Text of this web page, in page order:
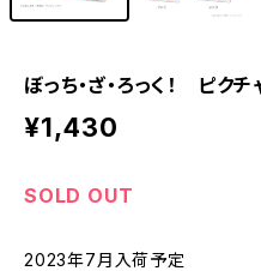
ぼっち・ざ・ろっく！ ピ
¥1,430
SOLD OUT
2023年7月入荷予定